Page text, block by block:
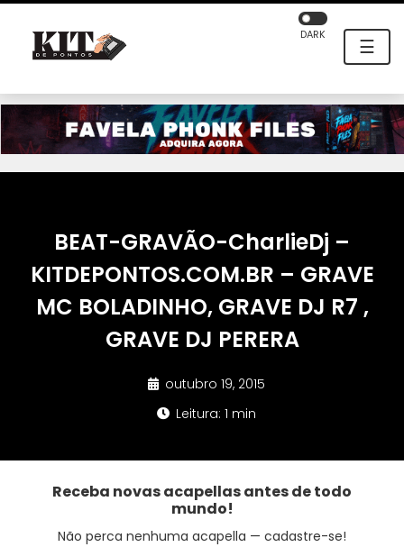
☰
DARK
BEAT-GRAVÃO-CharlieDj –
KITDEPONTOS.COM.BR – GRAVE
MC BOLADINHO, GRAVE DJ R7 ,
GRAVE DJ PERERA
outubro 19, 2015
Leitura: 1 min
Receba novas acapellas antes de todo
mundo!
Não perca nenhuma acapella — cadastre-se!